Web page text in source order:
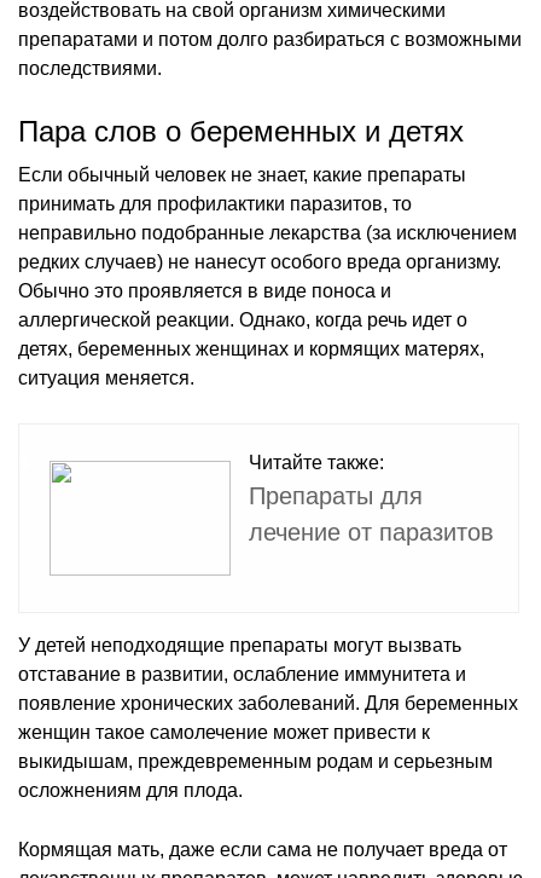
воздействовать на свой организм химическими
препаратами и потом долго разбираться с возможными
последствиями.
Пара слов о беременных и детях
Если обычный человек не знает, какие препараты
принимать для профилактики паразитов, то
неправильно подобранные лекарства (за исключением
редких случаев) не нанесут особого вреда организму.
Обычно это проявляется в виде поноса и
аллергической реакции. Однако, когда речь идет о
детях, беременных женщинах и кормящих матерях,
ситуация меняется.
Читайте также:
Препараты для
лечение от паразитов
У детей неподходящие препараты могут вызвать
отставание в развитии, ослабление иммунитета и
появление хронических заболеваний. Для беременных
женщин такое самолечение может привести к
выкидышам, преждевременным родам и серьезным
осложнениям для плода.
Кормящая мать, даже если сама не получает вреда от